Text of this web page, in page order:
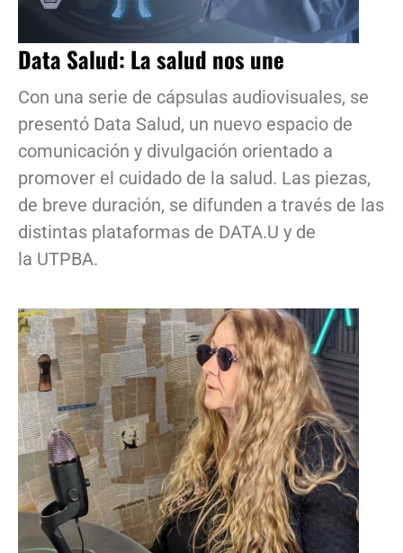
Data Salud: La salud nos une
Con una serie de cápsulas audiovisuales, se
presentó Data Salud, un nuevo espacio de
comunicación y divulgación orientado a
promover el cuidado de la salud. Las piezas,
de breve duración, se difunden a través de las
distintas plataformas de DATA.U y de
la UTPBA.